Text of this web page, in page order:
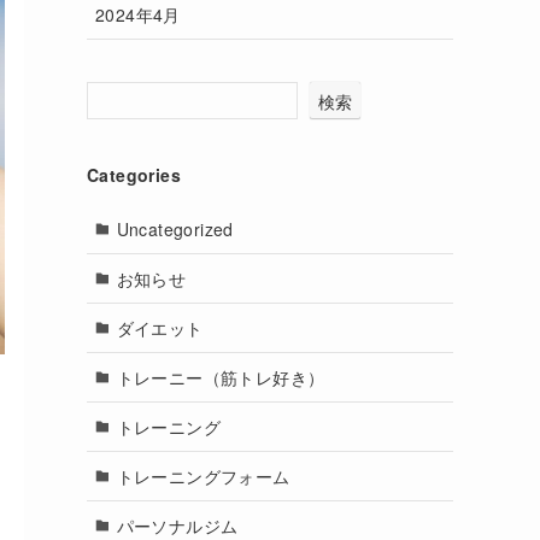
2024年4月
検索
Categories
Uncategorized
お知らせ
ダイエット
トレーニー（筋トレ好き）
トレーニング
トレーニングフォーム
パーソナルジム